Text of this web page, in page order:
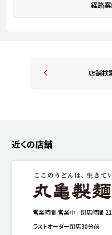
経路
店舗検
近くの店舗
営業時間 営業中 - 閉店時間
ラストオーダー閉店30分前